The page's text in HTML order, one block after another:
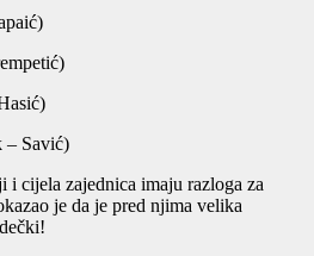
– Savić)
cijela zajednica imaju razloga za
je da je pred njima velika